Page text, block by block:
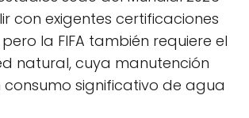
con exigentes certificaciones
la FIFA también requiere el
natural, cuya manutención
significativo de agua